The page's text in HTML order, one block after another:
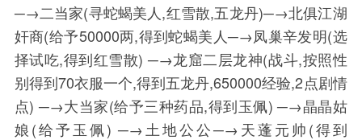
─→二当家(寻蛇蝎美人,红雪散,五龙丹)─→北俱江湖
奸商(给予50000两,得到蛇蝎美人─→凤巢辛发明(选
择试吃,得到红雪散) ─→龙窟二层龙神(战斗,按照性
别得到70衣服一个,得到五龙丹,650000经验,2点剧情
点) ─→大当家(给予三种药品,得到玉佩) ─→晶晶姑
娘(给予玉佩) ─→土地公公─→天蓬元帅(得到